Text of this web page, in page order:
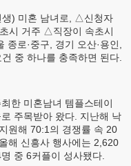
생) 미혼 남녀로, △신청자
시 거주 △직장이 속초시
로·중구, 경기 오산·용인,
중 하나를 충족하면 된다.
한 미혼남녀 템플스테이
주목받아 왔다. 지난해 낙
원해 70:1의 경쟁률 속 20
해 신흥사 행사에는 2,620
중 6커플이 성사됐다.